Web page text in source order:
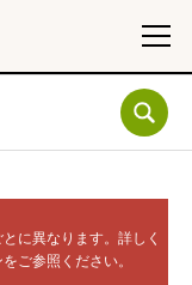
に異なります。 詳しく
ご参照ください。